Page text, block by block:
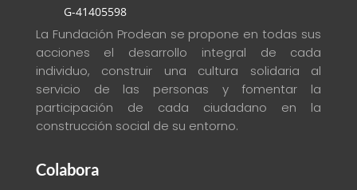
G-41405598
La Fundación Prodean se propone en todas sus
acciones el desarrollo integral de cada
individuo, construir una cultura solidaria al
servicio de las personas y fomentar la
participación de cada ciudadano en la
construcción social de su entorno.
Colabora